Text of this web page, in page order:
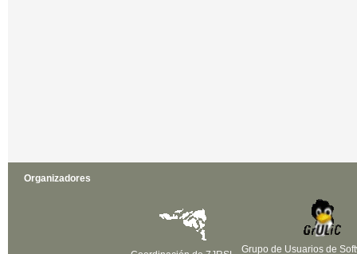
Organizadores
Grupo de Usuarios de